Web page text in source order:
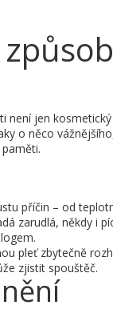
není jen
o něco
příčin – od
zarudlá, někdy i
pleť zbytečně
zjistit spouštěč.